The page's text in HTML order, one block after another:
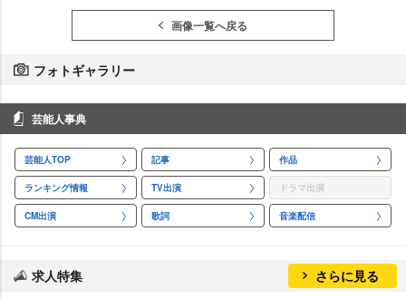
画像一覧へ戻る
フォトギャラリー
芸能人事典
芸能人TOP 記事 作品
ランキング情報 TV出演 ドラマ出演
CM出演 歌詞 音楽配信
求人特集 さらに見る